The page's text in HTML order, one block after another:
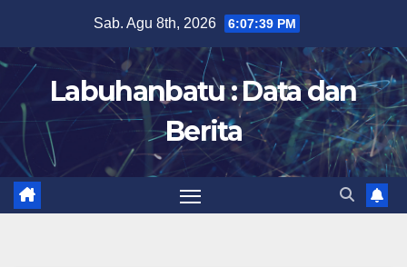
content
Sab. Agu 8th, 2026 6:07:40 PM
Labuhanbatu : Data dan
Berita